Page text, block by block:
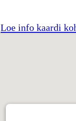
Loe info kaardi